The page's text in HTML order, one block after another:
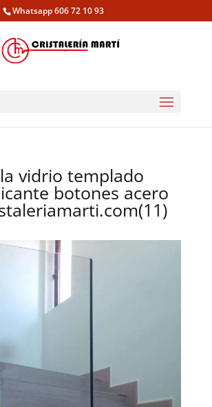
Whatsapp 606 72 10 93
vidrio templado
botones acero